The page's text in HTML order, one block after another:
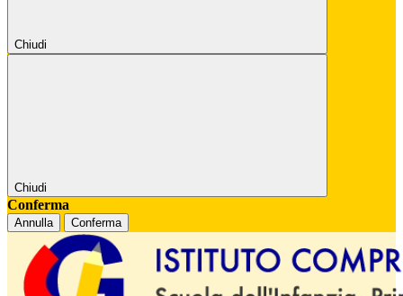
Chiudi
Chiudi
Conferma
Annulla Conferma